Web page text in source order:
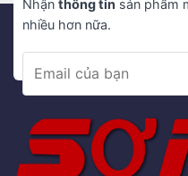
Nhận thông tin sản phẩm
nhiều hơn nữa.